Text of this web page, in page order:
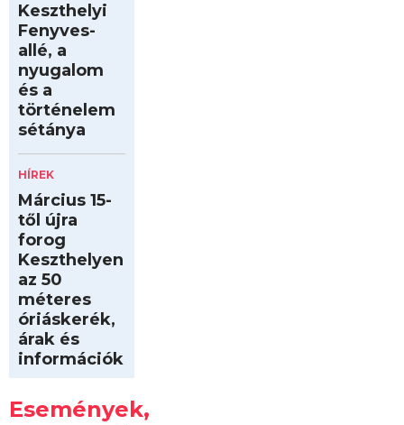
Keszthelyi
Fenyves-
allé, a
nyugalom
és a
történelem
sétánya
HÍREK
Március 15-
től újra
forog
Keszthelyen
az 50
méteres
óriáskerék,
árak és
információk
Események,
Kilóméterek